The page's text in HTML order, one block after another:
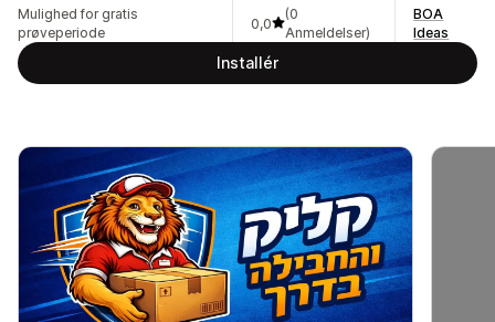
Mulighed for gratis
prøveperiode
0,0
(0
Anmeldelser)
BOA
Ideas
Installér